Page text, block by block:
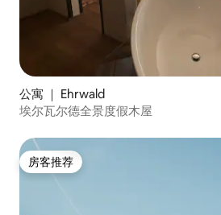
公寓 ｜ Ehrwald
埃尔瓦尔德全景度假木屋
房客推荐
房客推荐